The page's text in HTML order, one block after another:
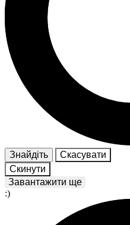
Знайдіть
Скасувати
Скинути
Завантажити ще
:)